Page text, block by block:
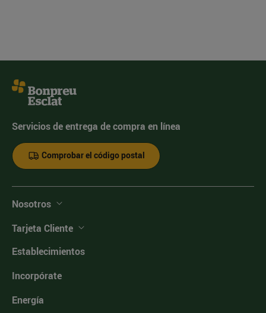
Servicios de entrega de compra en línea
Comprobar el código postal
Nosotros
Tarjeta Cliente
Establecimientos
Incorpórate
Energía